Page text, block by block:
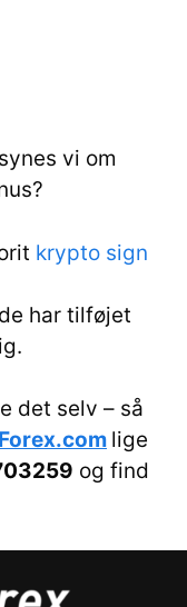
vi om
krypto sign
har tilføjet
det selv – så
lige
og find